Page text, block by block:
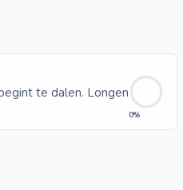
te dalen. Longen
0%